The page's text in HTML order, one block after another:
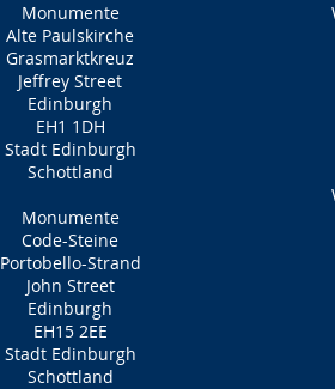
Monumente
Alte Paulskirche
Grasmarktkreuz
Jeffrey Street
Edinburgh
EH1 1DH
Stadt Edinburgh
Schottland
Monumente
Code-Steine
Portobello-Strand
John Street
Edinburgh
EH15 2EE
Stadt Edinburgh
Schottland